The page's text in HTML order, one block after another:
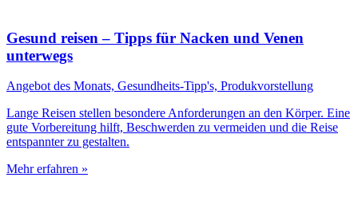
Gesund reisen – Tipps für Nacken und Venen
unterwegs
Angebot des Monats, Gesundheits-Tipp's, Produkvorstellung
Lange Reisen stellen besondere Anforderungen an den Körper. Eine
gute Vorbereitung hilft, Beschwerden zu vermeiden und die Reise
entspannter zu gestalten.
Mehr erfahren »